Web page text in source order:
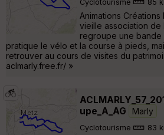
Cyclotourisme 85
Animations
vieille association de
regroupe une bande
pratique le vélo et la course à pieds,
retrouver au cours de visites du
aclmarly.free.fr/ »
upe_A_AG
Marly
Cyclotourisme 83